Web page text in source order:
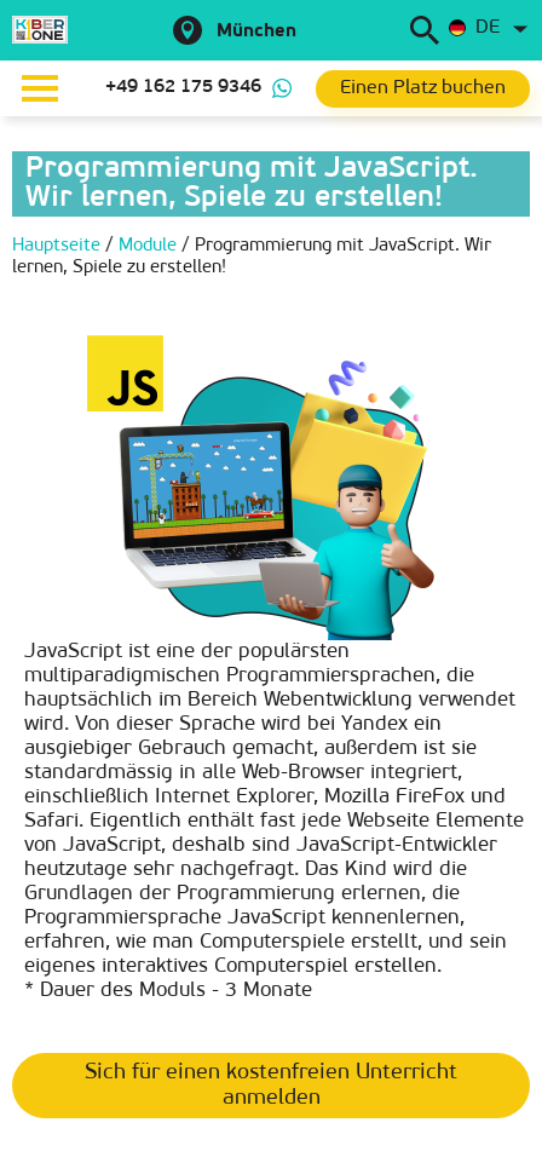
München DE
+49 162 175 9346 Einen Platz buchen
Programmierung mit JavaScript.
Wir lernen, Spiele zu erstellen!
Hauptseite / Module / Programmierung mit JavaScript. Wir
lernen, Spiele zu erstellen!
JavaScript ist eine der populärsten
multiparadigmischen Programmiersprachen, die
hauptsächlich im Bereich Webentwicklung verwendet
wird. Von dieser Sprache wird bei Yandex ein
ausgiebiger Gebrauch gemacht, außerdem ist sie
standardmässig in alle Web-Browser integriert,
einschließlich Internet Explorer, Mozilla FireFox und
Safari. Eigentlich enthält fast jede Webseite Elemente
von JavaScript, deshalb sind JavaScript-Entwickler
heutzutage sehr nachgefragt. Das Kind wird die
Grundlagen der Programmierung erlernen, die
Programmiersprache JavaScript kennenlernen,
erfahren, wie man Computerspiele erstellt, und sein
eigenes interaktives Computerspiel erstellen.
* Dauer des Moduls - 3 Monate
Sich für einen kostenfreien Unterricht
anmelden